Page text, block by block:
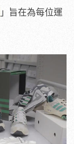
」旨在為每位運